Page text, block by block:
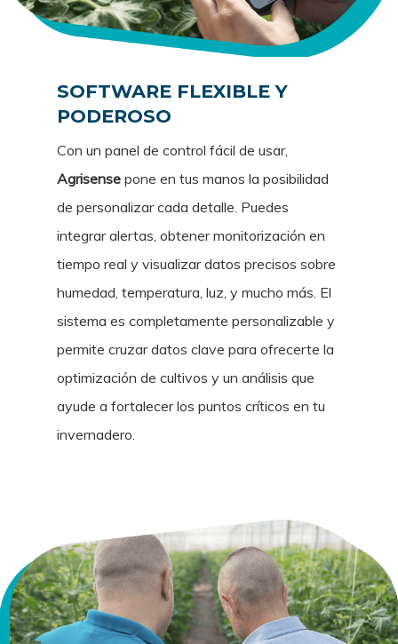
SOFTWARE FLEXIBLE Y
PODEROSO
Con un panel de control fácil de usar,
Agrisense pone en tus manos la posibilidad
de personalizar cada detalle. Puedes
integrar alertas, obtener monitorización en
tiempo real y visualizar datos precisos sobre
humedad, temperatura, luz, y mucho más. El
sistema es completamente personalizable y
permite cruzar datos clave para ofrecerte la
optimización de cultivos y un análisis que
ayude a fortalecer los puntos críticos en tu
invernadero.